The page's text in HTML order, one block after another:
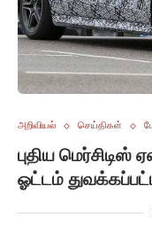
அறிவியல் செய்திகள்
புதிய
ஓட்டம்